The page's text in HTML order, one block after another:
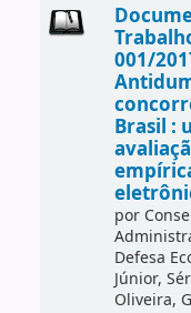
001/
Brasil :
por
Defesa
Júnior,
Oliveira,